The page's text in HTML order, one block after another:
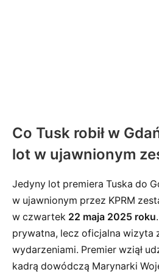
Co Tusk robił w
lot w ujawnionym
Jedyny lot premiera Tuska do
w ujawnionym przez KPRM
w czwartek 22 maja 2025 roku
prywatna, lecz oficjalna wizyta
wydarzeniami. Premier wziął
kadrą dowódczą Marynarki